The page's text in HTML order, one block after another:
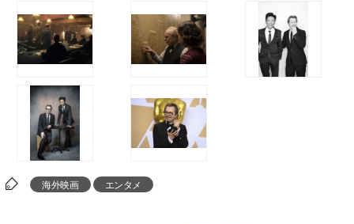
海外映画 エンタメ